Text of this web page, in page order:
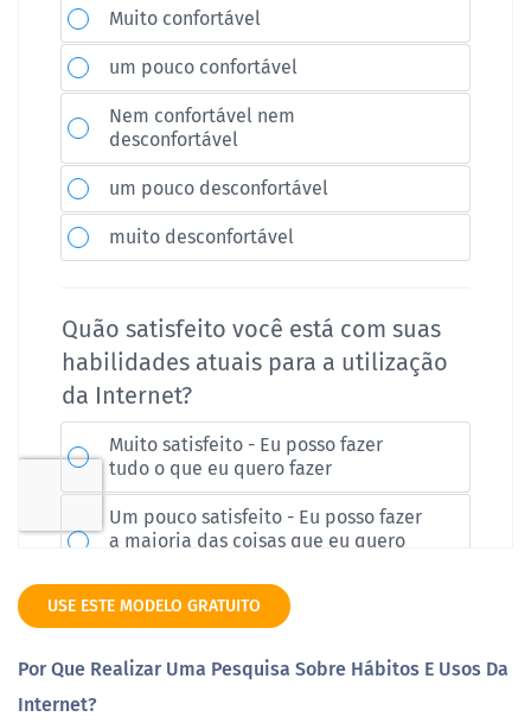
USE ESTE MODELO GRATUITO
Por Que Realizar Uma Pesquisa Sobre Hábitos E Usos Da
Internet?